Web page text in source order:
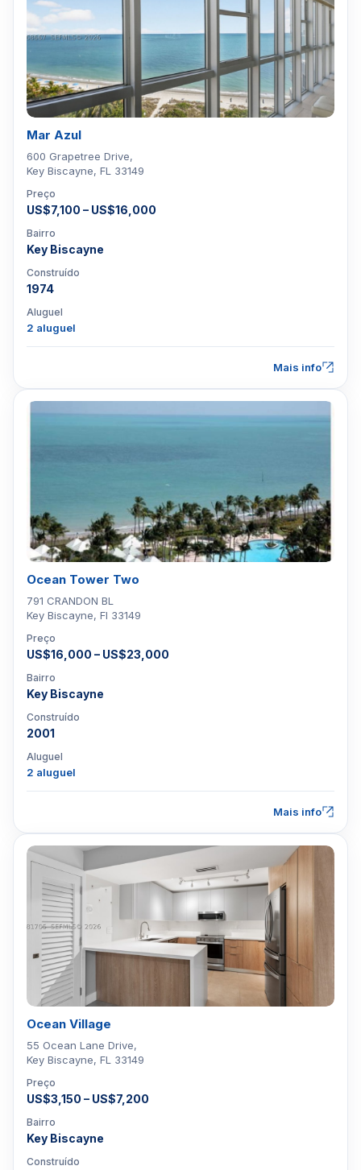
Mar Azul
600 Grapetree Drive,
Key Biscayne, FL 33149
Preço
US$7,100 – US$16,000
Bairro
Key Biscayne
Construído
1974
Aluguel
2 aluguel
Mais info
Ocean Tower Two
791 CRANDON BL
Key Biscayne, Fl 33149
Preço
US$16,000 – US$23,000
Bairro
Key Biscayne
Construído
2001
Aluguel
2 aluguel
Mais info
Ocean Village
55 Ocean Lane Drive,
Key Biscayne, FL 33149
Preço
US$3,150 – US$7,200
Bairro
Key Biscayne
Construído